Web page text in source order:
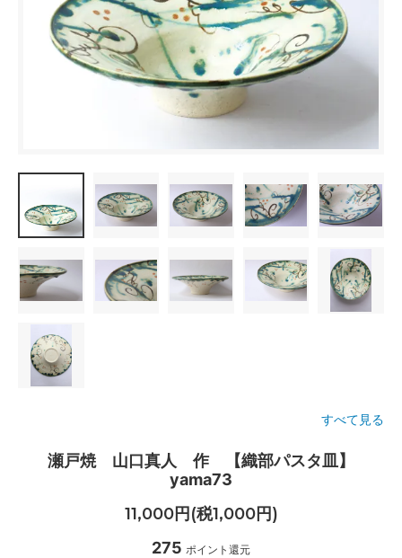
すべて見る
瀬戸焼 山口真人 作 【織部パスタ皿】
yama73
11,000円(税1,000円)
275 ポイント還元